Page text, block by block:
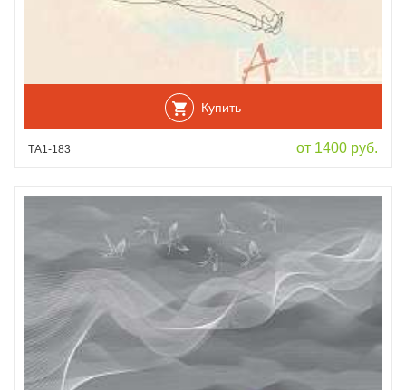
Купить
ТА1-183 от 1400 руб.